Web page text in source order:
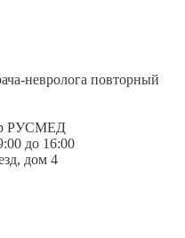
невролога повторный
РУСМЕД
до 16:00
дом 4